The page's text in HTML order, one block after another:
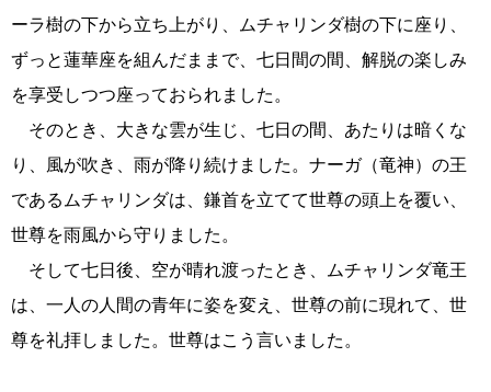
ーラ樹の下から立ち上がり、ムチャリンダ樹の下に座り、
ずっと蓮華座を組んだままで、七日間の間、解脱の楽しみ
を享受しつつ座っておられました。
そのとき、大きな雲が生じ、七日の間、あたりは暗くな
り、風が吹き、雨が降り続けました。ナーガ（竜神）の王
であるムチャリンダは、鎌首を立てて世尊の頭上を覆い、
世尊を雨風から守りました。
そして七日後、空が晴れ渡ったとき、ムチャリンダ竜王
は、一人の人間の青年に姿を変え、世尊の前に現れて、世
尊を礼拝しました。世尊はこう言いました。